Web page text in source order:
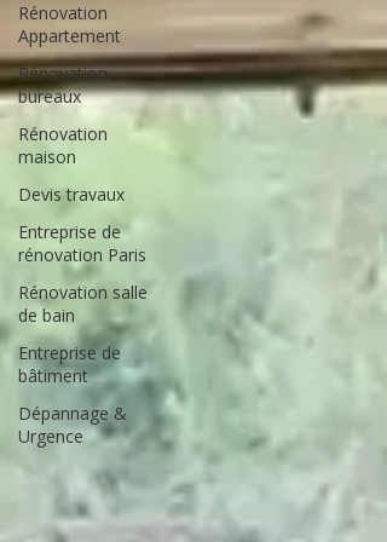
Rénovation
Appartement
Rénovation
bureaux
Rénovation
maison
Devis travaux
Entreprise de
rénovation Paris
Rénovation salle
de bain
Entreprise de
bâtiment
Dépannage &
Urgence